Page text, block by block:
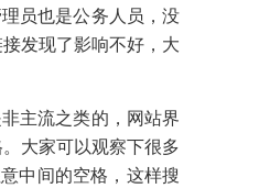
员也是公务人员，没
发现了影响不好，大
主流之类的，网站界
大家可以观察下很多
中间的空格，这样搜